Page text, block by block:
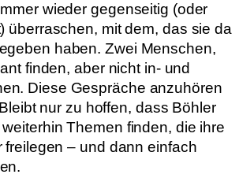
wieder gegenseitig (oder
überraschen, mit dem, das sie da
haben. Zwei Menschen,
finden, aber nicht in- und
Diese Gespräche anzuhören
nur zu hoffen, dass Böhler
Themen finden, die ihre
freilegen – und dann einfach